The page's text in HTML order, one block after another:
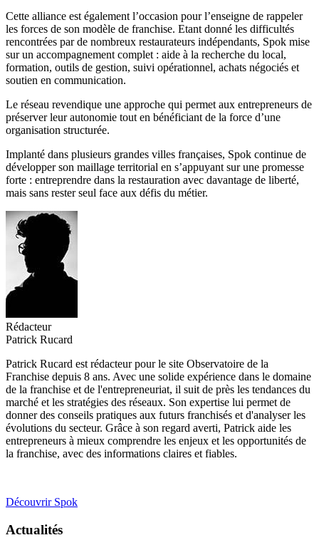
Cette alliance est également l’occasion pour l’enseigne de rappeler
les forces de son modèle de franchise. Etant donné les difficultés
rencontrées par de nombreux restaurateurs indépendants, Spok mise
sur un accompagnement complet : aide à la recherche du local,
formation, outils de gestion, suivi opérationnel, achats négociés et
soutien en communication.
Le réseau revendique une approche qui permet aux entrepreneurs de
préserver leur autonomie tout en bénéficiant de la force d’une
organisation structurée.
Implanté dans plusieurs grandes villes françaises, Spok continue de
développer son maillage territorial en s’appuyant sur une promesse
forte : entreprendre dans la restauration avec davantage de liberté,
mais sans rester seul face aux défis du métier.
Rédacteur
Patrick Rucard
Patrick Rucard est rédacteur pour le site Observatoire de la
Franchise depuis 8 ans. Avec une solide expérience dans le domaine
de la franchise et de l'entrepreneuriat, il suit de près les tendances du
marché et les stratégies des réseaux. Son expertise lui permet de
donner des conseils pratiques aux futurs franchisés et d'analyser les
évolutions du secteur. Grâce à son regard averti, Patrick aide les
entrepreneurs à mieux comprendre les enjeux et les opportunités de
la franchise, avec des informations claires et fiables.
Découvrir Spok
Actualités